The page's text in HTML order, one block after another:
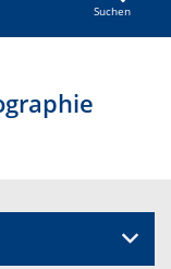
Suchen